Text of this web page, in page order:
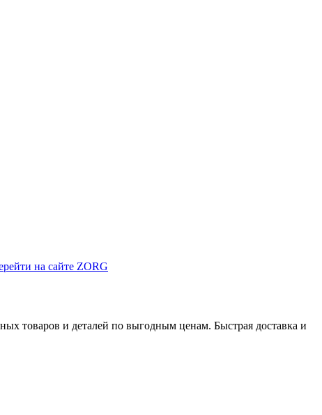
на сайте ZORG
товаров и деталей по выгодным ценам. Быстрая доставка и